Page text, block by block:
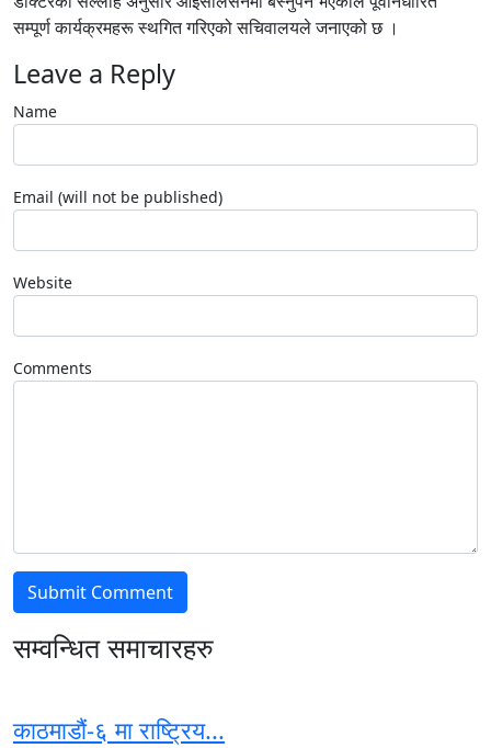
सम्पूर्ण कार्यक्रमहरू स्थगित गरिएको सचिवालयले जनाएको छ ।
Leave a Reply
Name
Email (will not be published)
Website
Comments
सम्वन्धित समाचारहरु
काठमाडौं-६ मा राष्ट्रिय...